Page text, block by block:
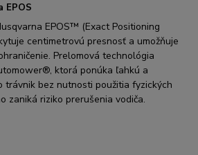
EPOS
EPOS™ (Exact Positioning
centimetrovú presnosť a umožňuje
Prelomová technológia
ktorá ponúka ľahkú a
bez nutnosti použitia fyzických
zaniká riziko prerušenia vodiča.